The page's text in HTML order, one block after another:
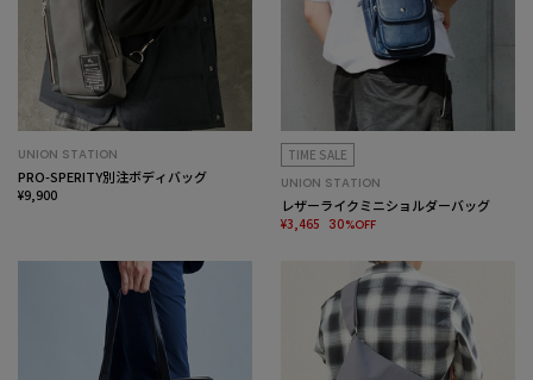
UNION STATION
PRO-SPERITY別注ボディバッグ
¥9,900
TIME SALE
UNION STATION
レザーライクミニショルダーバッグ
¥3,465 30%OFF